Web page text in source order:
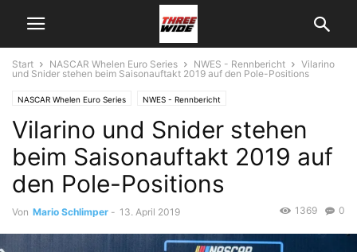
Start NASCAR Whelen Euro Series NWES - Rennbericht
Vilarino
und Snider stehen beim Saisonauftakt 2019 auf den Pole-Positions
NASCAR Whelen Euro Series NWES - Rennbericht
Vilarino und Snider stehen
beim Saisonauftakt 2019 auf
den Pole-Positions
Von Mario Schlimper - 13. April 2019 0
1369